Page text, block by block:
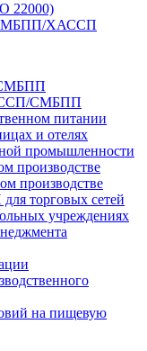
22000)
СМБПП/ХАССП
СМБПП
СМБПП
питании
и отелях
промышленности
производстве
производстве
торговых сетей
учреждениях
на пищевую